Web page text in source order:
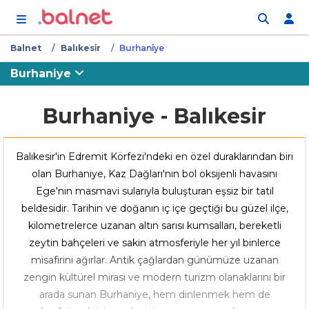
Balnet Balıkesi̇r Burhani̇ye
Burhaniye
Burhaniye - Balıkesir
Balıkesir'in Edremit Körfezi'ndeki en özel duraklarından biri
olan Burhaniye, Kaz Dağları'nın bol oksijenli havasını
Ege'nin masmavi sularıyla buluşturan eşsiz bir tatil
beldesidir. Tarihin ve doğanın iç içe geçtiği bu güzel ilçe,
kilometrelerce uzanan altın sarısı kumsalları, bereketli
zeytin bahçeleri ve sakin atmosferiyle her yıl binlerce
misafirini ağırlar. Antik çağlardan günümüze uzanan
zengin kültürel mirası ve modern turizm olanaklarını bir
arada sunan Burhaniye, hem dinlenmek hem de